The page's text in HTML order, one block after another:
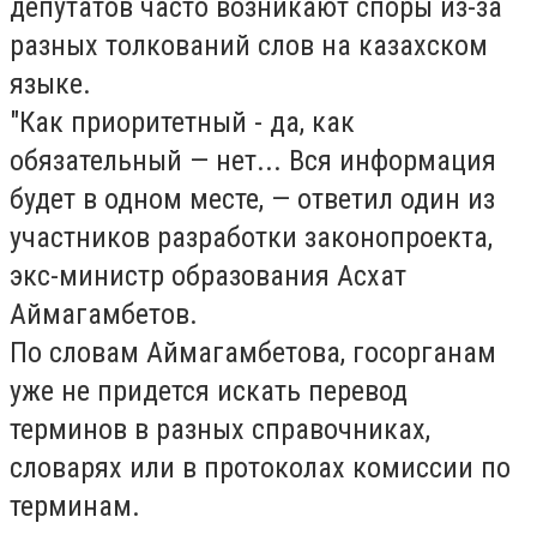
депутатов часто возникают споры из-за
разных толкований слов на казахском
языке.
"Как приоритетный - да, как
обязательный — нет... Вся информация
будет в одном месте, — ответил один из
участников разработки законопроекта,
экс-министр образования Асхат
Аймагамбетов.
По словам Аймагамбетова, госорганам
уже не придется искать перевод
терминов в разных справочниках,
словарях или в протоколах комиссии по
терминам.